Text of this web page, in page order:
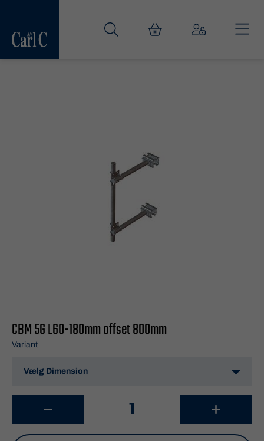
CBM 5G L60-180mm offset 800mm
Variant